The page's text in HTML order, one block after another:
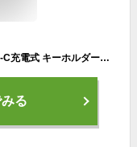
HUCOZY ハンディライト ミニ 懐中電灯 USB-C充電式 キーホルダーライト led 超小型 軍用 強力 防水 フラッシュライト 明るい マグネット搭載 軽量 1.5ｍ耐衝撃 防災 停電対策 緊急用 夜釣り キャンプ 非常用ライト 【1個セット】
る